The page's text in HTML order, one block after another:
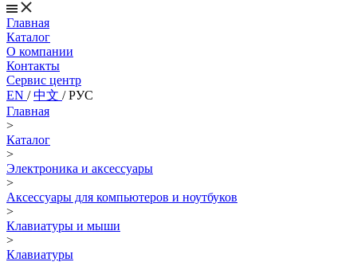
Главная
Каталог
О компании
Контакты
Сервис центр
EN /中文 /РУС
Главная
>
Каталог
>
Электроника и аксессуары
>
Аксессуары для компьютеров и ноутбуков
>
Клавиатуры и мыши
>
Клавиатуры